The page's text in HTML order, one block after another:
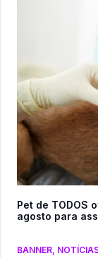
Pet de TODOS
agosto para
BANNER,